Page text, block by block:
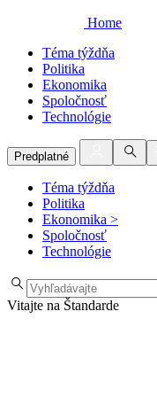
Home
Téma týždňa
Politika
Ekonomika
Spoločnosť
Technológie
Predplatné
Téma týždňa
Politika
Ekonomika >
Spoločnosť
Technológie
Vitajte na Štandarde